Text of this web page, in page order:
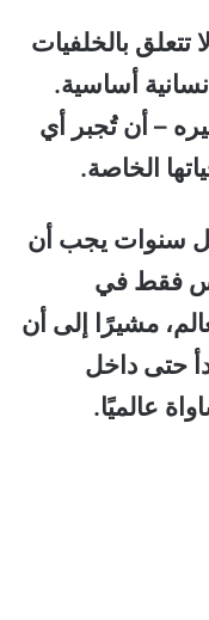
بالخلفيات
أساسية.
– أن تُجبر أي
الخاصة.
سنوات يجب أن
فقط في
مشيرًا إلى أن
حتى داخل
عالميًا.